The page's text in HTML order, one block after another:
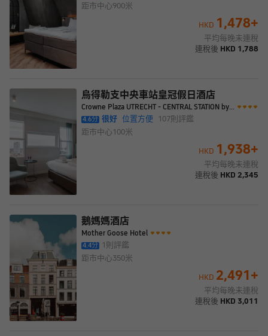
距市中心900米
HKD 1,478+
平均每晚未連稅
連稅後 HKD 1,788
烏得勒支中央車站皇冠假日酒店
4.6分 很好 位置方便 107則評鑑
距市中心 100米
HKD 1,938+
平均每晚未連稅
連稅後 HKD 2,345
鵝媽媽酒店
Mother Goose Hotel
4.4分 1 則評鑑
距市中心350米
HKD 2,491+
平均每晚未連稅
連稅後 HKD 3,011